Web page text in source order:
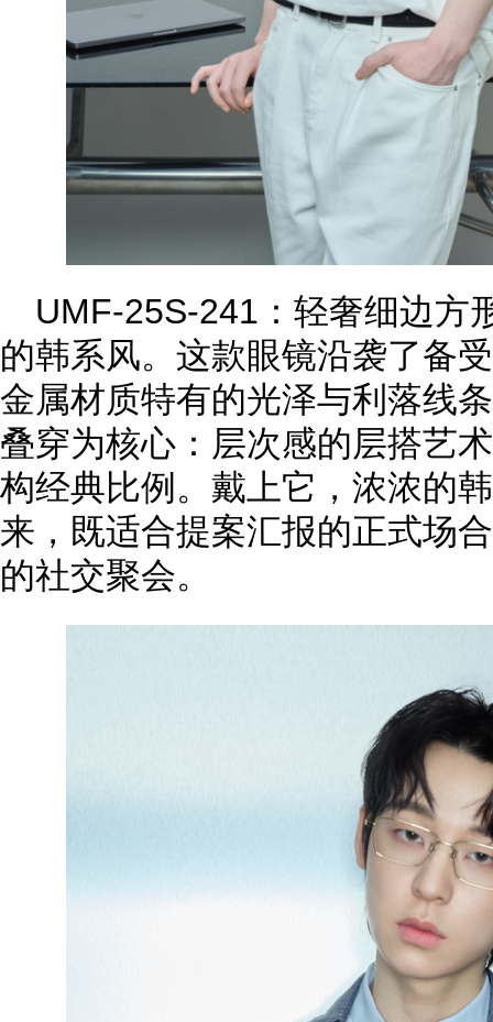
UMF-25S-241：轻奢细边方
的韩系风。这款眼镜沿袭了备
金属材质特有的光泽与利落线
叠穿为核心：层次感的层搭艺
构经典比例。戴上它，浓浓的
来，既适合提案汇报的正式场
的社交聚会。